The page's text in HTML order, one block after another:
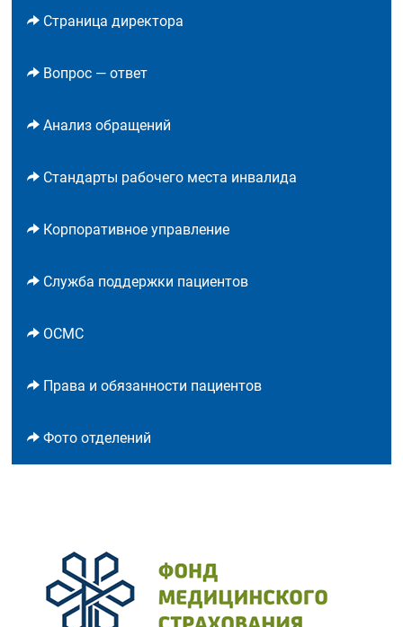
Страница директора
Вопрос — ответ
Анализ обращений
Стандарты рабочего места инвалида
Корпоративное управление
Служба поддержки пациентов
ОСМС
Права и обязанности пациентов
Фото отделений